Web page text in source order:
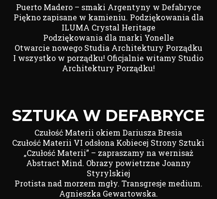
Puerto Madero – smaki Argentyny w Defabryce
Piękno zapisane w kamieniu. Podziękowania dla
ILUMA Crystal Heritage
Podziękowania dla marki Yonelle
Otwarcie nowego Studia Architektury Porządku
I wszystko w porządku! Oficjalnie witamy Studio
Architektury Porządku!
SZTUKA W DEFABRYCE
Czułość Materii okiem Dariusza Bresia
Czułość Materii VI odsłona Kobiecej Strony Sztuki
„Czułość Materii” – zapraszamy na wernisaż
Abstract Mind. Obrazy powietrzne Joanny
Styrylskiej
Protista nad morzem mgły. Transgresje medium.
Agnieszka Gewartowska.